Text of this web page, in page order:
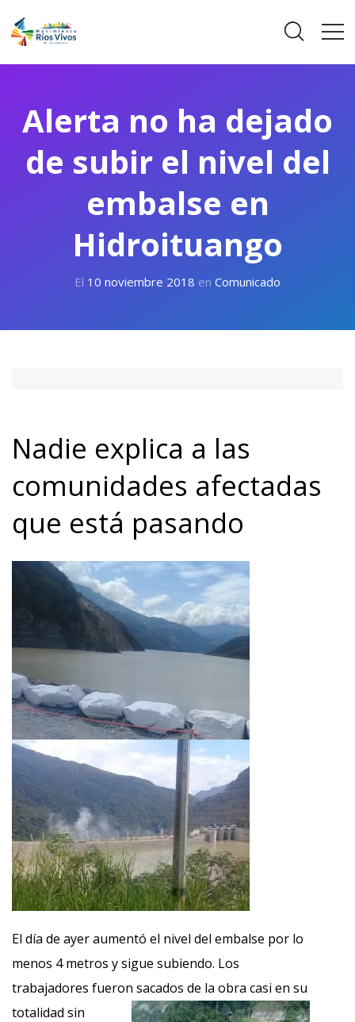
Alerta no ha dejado
de subir el nivel del
embalse en
Hidroituango
El 10 noviembre 2018 en Comunicado
Nadie explica a las
comunidades afectadas
que está pasando
El día de ayer aumentó el nivel del embalse por lo
menos 4 metros y sigue subiendo. Los
trabajadores fueron sacados de la obra casi en su
totalidad sin